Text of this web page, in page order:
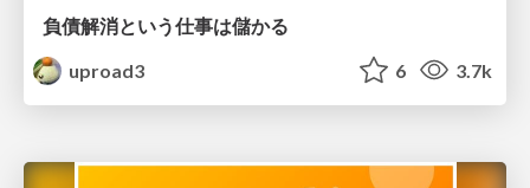
負債解消という仕事は儲かる
uproad3
6 3.7k